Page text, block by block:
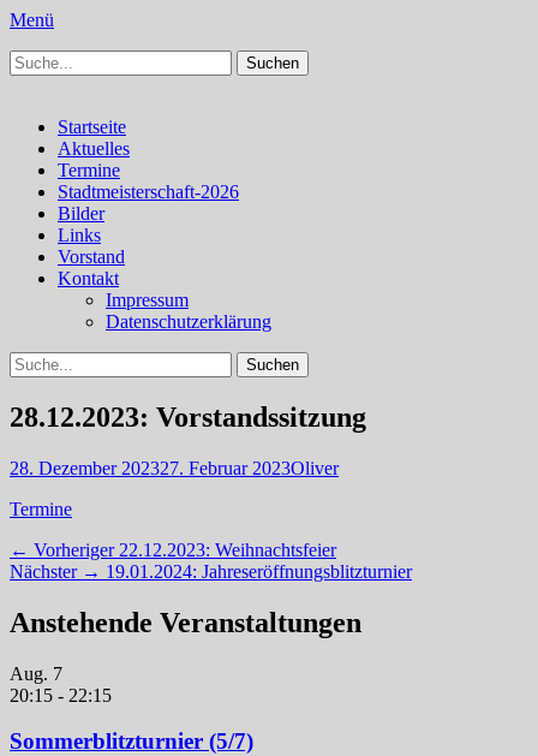
Menü
Schachfreunde Bürstadt
Schachfreunde im Web
Suchen
nach:
Primäres
Menü
Zum
Inhalt
springen
Startseite
Aktuelles
Termine
Stadtmeisterschaft-2026
Bilder
Links
Vorstand
Kontakt
Impressum
Datenschutzerklärung
Suchen
Suchen
nach:
28.12.2023: Vorstandssitzung
Veröffentlicht
28. Dezember 202327. Februar 2023Autor
Oliver
Kategorien
Termine
Beitragsnavigation
← Vorheriger Vorheriger
Beitrag:
22.12.2023: Weihnachtsfeier
Nächster → Nächster
19.01.2024: Jahreseröffnungsblitzturnier
Anstehende Veranstaltungen
Aug. 7
20:15 - 22:15
Sommerblitzturnier (5/7)